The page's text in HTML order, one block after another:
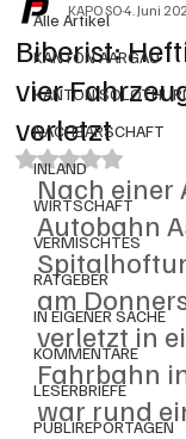
Alle Artikel
KANTON AARGAU
KANTON
NACHBARSCHAFT
INLAND
WIRTSCHAFT
VERMISCHTES
RATGEBER
IN EIGENER SACHE
KOMMENTARE
LESERBRIEFE
PUBLIREPORTAGEN
Biberist:
vier
verletzt
KAPO SO4. Juni
Mit NaN von 5
Nach
Autobahn
am
verletzt in
Fahrbahn
war rund